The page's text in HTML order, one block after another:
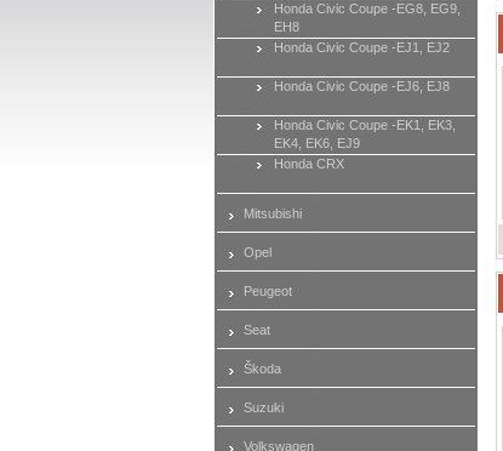
Honda Civic Coupe -EG8, EG9,
EH8
Honda Civic Coupe -EJ1, EJ2
Honda Civic Coupe -EJ6, EJ8
Honda Civic Coupe -EK1, EK3,
EK4, EK6, EJ9
Honda CRX
Mitsubishi
Opel
Peugeot
Seat
Škoda
Suzuki
Volkswagen